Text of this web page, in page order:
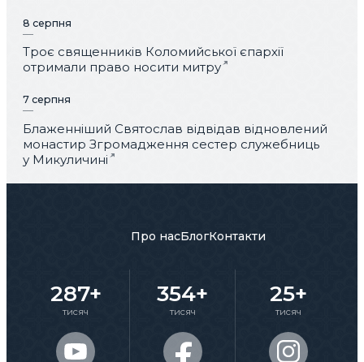
8 серпня
Троє священників Коломийської єпархії
отримали право носити митру
7 серпня
Блаженніший Святослав відвідав відновлений
монастир Згромадження сестер служебниць
у Микуличині
Про насБлогКонтакти
287+
тисяч
354+
тисяч
25+
тисяч